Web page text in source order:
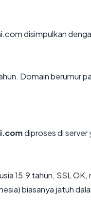
disimpulkan
Domain berumur
diproses di server
15.9 tahun, SSL
biasanya jatuh